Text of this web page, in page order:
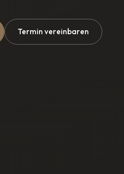
Termin vereinbaren